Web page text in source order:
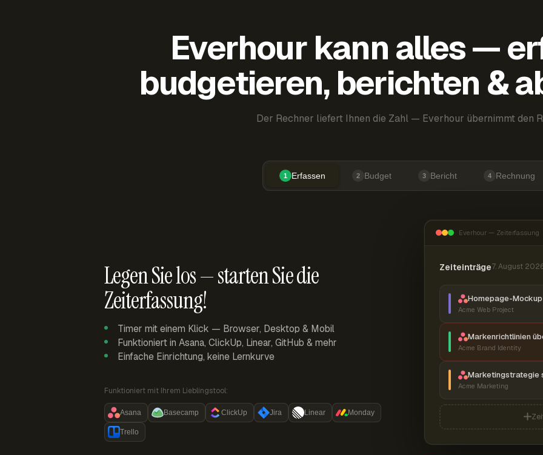
Everhour kann alles —
budgetieren, berichten &
Der Rechner liefert Ihnen die Zahl — Everhour übernimmt den
1 Erfassen 2 Budget 3 Bericht 4 Rechnung
Legen Sie los — starten Sie die
Zeiterfassung!
Timer mit einem Klick — Browser, Desktop & Mobil
Funktioniert in Asana, ClickUp, Linear, GitHub & mehr
Einfache Einrichtung, keine Lernkurve
Funktioniert mit Ihrem Lieblingstool:
Asana Basecamp ClickUp Jira Linear Monday
Trello
Everhour — Zeiterfassung
Zeiteinträge7. August
Homepage-
Acme Web Project
Markenrichtlinien
Acme Brand Identity
Marketingstrategie
Acme Marketing